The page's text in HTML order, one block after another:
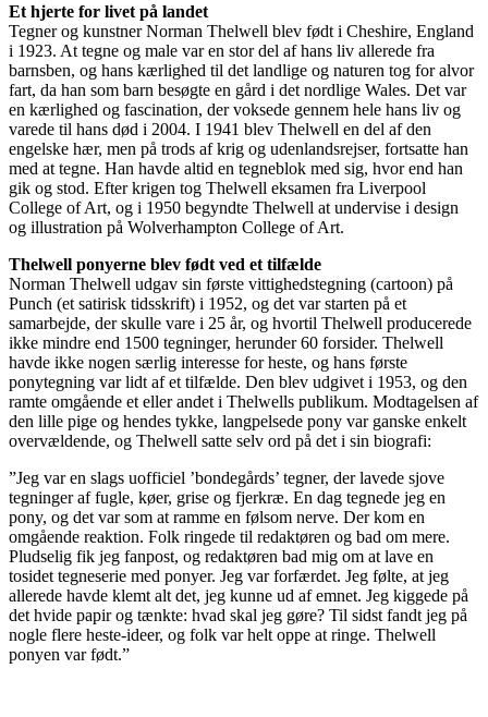
Et hjerte for livet på landet
Tegner og kunstner Norman Thelwell blev født i Cheshire, England
i 1923. At tegne og male var en stor del af hans liv allerede fra
barnsben, og hans kærlighed til det landlige og naturen tog for alvor
fart, da han som barn besøgte en gård i det nordlige Wales. Det var
en kærlighed og fascination, der voksede gennem hele hans liv og
varede til hans død i 2004. I 1941 blev Thelwell en del af den
engelske hær, men på trods af krig og udenlandsrejser, fortsatte han
med at tegne. Han havde altid en tegneblok med sig, hvor end han
gik og stod. Efter krigen tog Thelwell eksamen fra Liverpool
College of Art, og i 1950 begyndte Thelwell at undervise i design
og illustration på Wolverhampton College of Art.
Thelwell ponyerne blev født ved et tilfælde
Norman Thelwell udgav sin første vittighedstegning (cartoon) på
Punch (et satirisk tidsskrift) i 1952, og det var starten på et
samarbejde, der skulle vare i 25 år, og hvortil Thelwell producerede
ikke mindre end 1500 tegninger, herunder 60 forsider. Thelwell
havde ikke nogen særlig interesse for heste, og hans første
ponytegning var lidt af et tilfælde. Den blev udgivet i 1953, og den
ramte omgående et eller andet i Thelwells publikum. Modtagelsen af
den lille pige og hendes tykke, langpelsede pony var ganske enkelt
overvældende, og Thelwell satte selv ord på det i sin biografi:
”Jeg var en slags uofficiel ’bondegårds’ tegner, der lavede sjove
tegninger af fugle, køer, grise og fjerkræ. En dag tegnede jeg en
pony, og det var som at ramme en følsom nerve. Der kom en
omgående reaktion. Folk ringede til redaktøren og bad om mere.
Pludselig fik jeg fanpost, og redaktøren bad mig om at lave en
tosidet tegneserie med ponyer. Jeg var forfærdet. Jeg følte, at jeg
allerede havde klemt alt det, jeg kunne ud af emnet. Jeg kiggede på
det hvide papir og tænkte: hvad skal jeg gøre? Til sidst fandt jeg på
nogle flere heste-ideer, og folk var helt oppe at ringe. Thelwell
ponyen var født.”